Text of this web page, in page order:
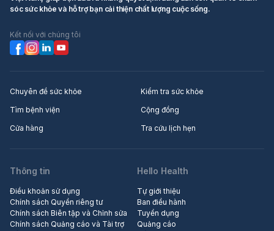
sóc sức khỏe và hỗ trợ bạn cải thiện chất lượng cuộc sống.
Kết nối với chúng tôi
Chuyên đề sức khỏe
Kiểm tra sức khỏe
Tìm bệnh viện
Cộng đồng
Cửa hàng
Tra cứu lịch hẹn
Thông tin
Điều khoản sử dụng
Chính sách Quyền riêng tư
Chính sách Biên tập và Chỉnh sửa
Chính sách Quảng cáo và Tài trợ
Hello Health
Tự giới thiệu
Ban điều hành
Tuyển dụng
Quảng cáo